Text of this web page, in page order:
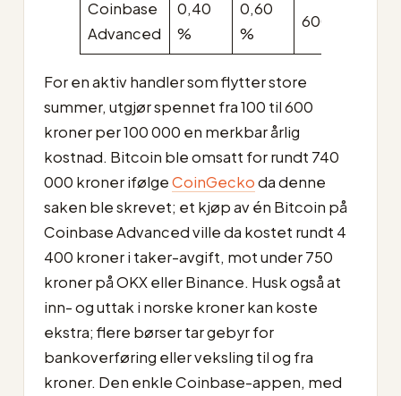
Coinbase
Advanced
0,40
%
0,60
%
600 kr
For en aktiv handler som flytter store
summer, utgjør spennet fra 100 til 600
kroner per 100 000 en merkbar årlig
kostnad. Bitcoin ble omsatt for rundt 740
000 kroner ifølgeCoinGeckoda denne
saken ble skrevet; et kjøp av én Bitcoin på
Coinbase Advanced ville da kostet rundt 4
400 kroner i taker-avgift, mot under 750
kroner på OKX eller Binance. Husk også at
inn- og uttak i norske kroner kan koste
ekstra; flere børser tar gebyr for
bankoverføring eller veksling til og fra
kroner. Den enkle Coinbase-appen, med